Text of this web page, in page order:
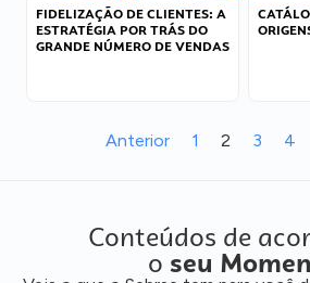
FIDELIZAÇÃO DE CLIENTES: A
ESTRATÉGIA POR TRÁS DO
GRANDE NÚMERO DE VENDAS
Anterior 1 2 3 4
Conteúdos de
o seu